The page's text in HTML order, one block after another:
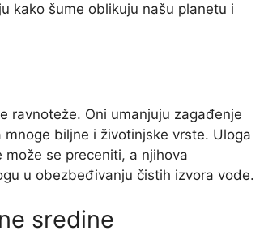
kako šume oblikuju našu planetu i
ravnoteže. Oni umanjuju zagađenje
biljne i životinjske vrste. Uloga
se preceniti, a njihova
u obezbeđivanju čistih izvora vode.
sredine